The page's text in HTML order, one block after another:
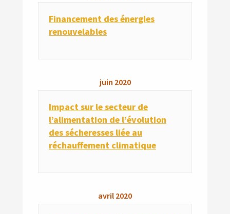
Financement des énergies
renouvelables
juin 2020
Impact sur le secteur de
l’alimentation de l’évolution
des sécheresses liée au
réchauffement climatique
avril2020